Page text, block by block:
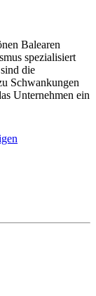
Balearen
spezialisiert
die
Schwankungen
Unternehmen ein